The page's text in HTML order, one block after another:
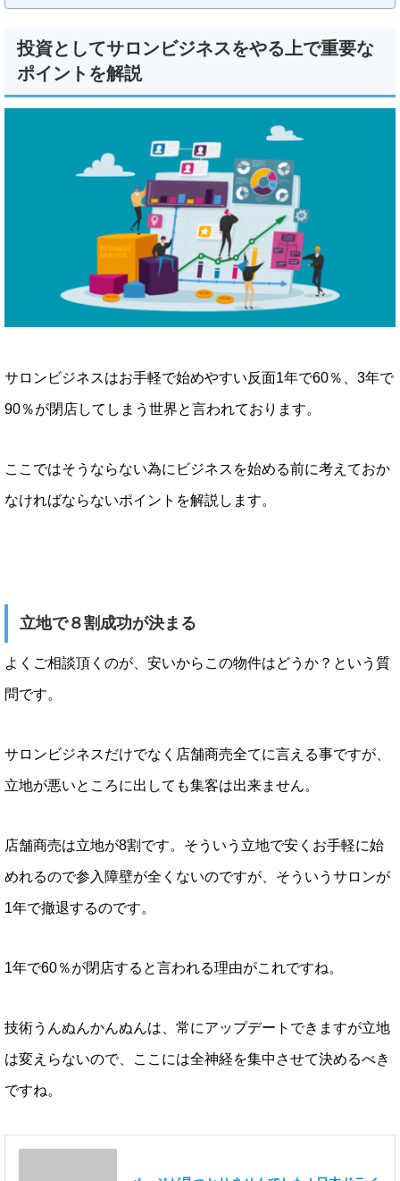
投資としてサロンビジネスをやる上で重要な
ポイントを解説
サロンビジネスはお手軽で始めやすい反面1年で60％、3年で
90％が閉店してしまう世界と言われております。
ここではそうならない為にビジネスを始める前に考えておか
なければならないポイントを解説します。
立地で８割成功が決まる
よくご相談頂くのが、安いからこの物件はどうか？という質
問です。
サロンビジネスだけでなく店舗商売全てに言える事ですが、
立地が悪いところに出しても集客は出来ません。
店舗商売は立地が8割です。そういう立地で安くお手軽に始
めれるので参入障壁が全くないのですが、そういうサロンが
1年で撤退するのです。
1年で60％が閉店すると言われる理由がこれですね。
技術うんぬんかんぬんは、常にアップデートできますが立地
は変えらないので、ここには全神経を集中させて決めるべき
ですね。